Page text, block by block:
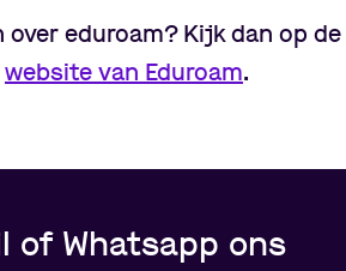
over eduroam? Kijk dan op de
website van Eduroam.
of Whatsapp ons